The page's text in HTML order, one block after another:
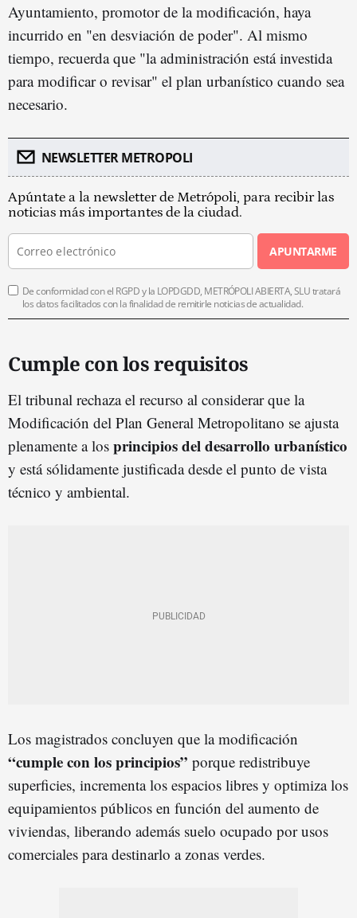
Ayuntamiento, promotor de la modificación, haya
incurrido en "en desviación de poder". Al mismo
tiempo, recuerda que "la administración está investida
para modificar o revisar" el plan urbanístico cuando sea
necesario.
NEWSLETTER METROPOLI
Apúntate a la newsletter de Metrópoli, para recibir las
noticias más importantes de la ciudad.
APUNTARME
De conformidad con el RGPD y la LOPDGDD, METRÓPOLI ABIERTA, SLU tratará
los datos facilitados con la finalidad de remitirle noticias de actualidad.
Cumple con los requisitos
El tribunal rechaza el recurso al considerar que la
Modificación del Plan General Metropolitano se ajusta
plenamente a los principios del desarrollo urbanístico
y está sólidamente justificada desde el punto de vista
técnico y ambiental.
Los magistrados concluyen que la modificación
“cumple con los principios” porque redistribuye
superficies, incrementa los espacios libres y optimiza los
equipamientos públicos en función del aumento de
viviendas, liberando además suelo ocupado por usos
comerciales para destinarlo a zonas verdes.